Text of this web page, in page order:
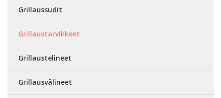
Grillaussudit
Grillaustarvikkeet
Grillaustelineet
Grillausvälineet